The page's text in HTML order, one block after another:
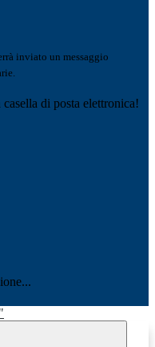
inviato un messaggio
di posta elettronica!